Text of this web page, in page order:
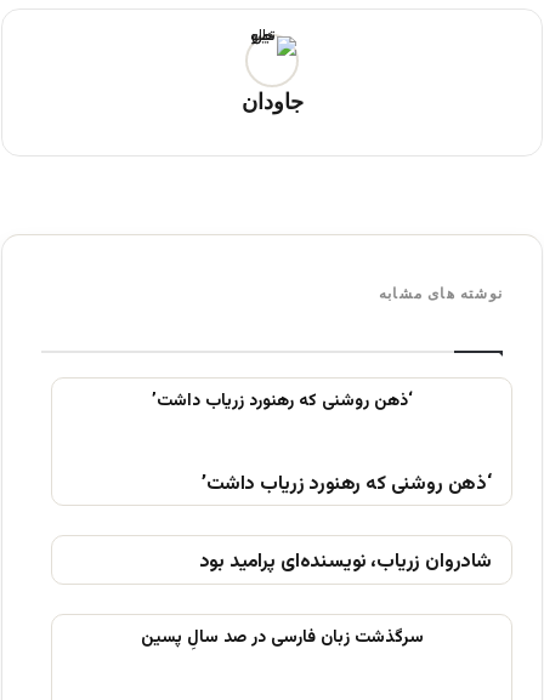
جاودان
نوشته های مشابه
‘ذهن روشنی که رهنورد زریاب داشت’
شادروان زریاب، نویسنده‌ای پرامید بود